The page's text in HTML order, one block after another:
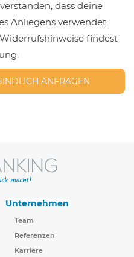
dass deine
Anliegens verwendet
findest
Unternehmen
Team
Referenzen
Karriere